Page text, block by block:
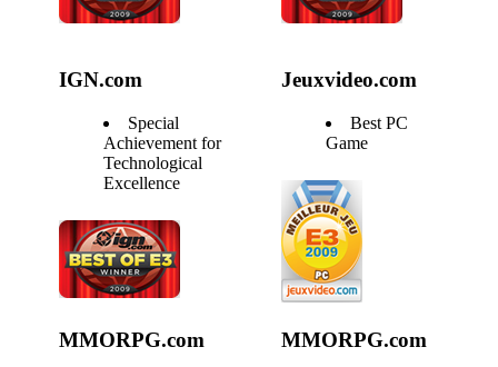
IGN.com
Special
Achievement for
Technological
Excellence
Jeuxvideo.com
Best PC
Game
MMORPG.com MMORPG.com